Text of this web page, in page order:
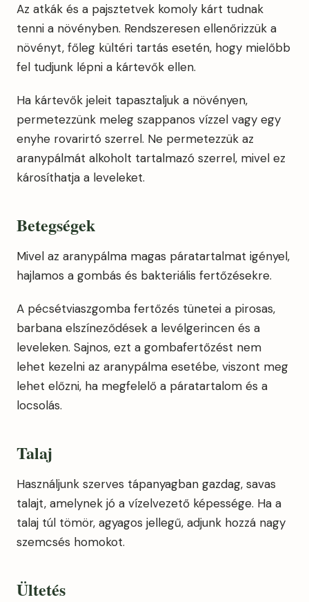
Az atkák és a pajsztetvek komoly kárt tudnak
tenni a növényben. Rendszeresen ellenőrizzük a
növényt, főleg kültéri tartás esetén, hogy mielőbb
fel tudjunk lépni a kártevők ellen.
Ha kártevők jeleit tapasztaljuk a növényen,
permetezzünk meleg szappanos vízzel vagy egy
enyhe rovarirtó szerrel. Ne permetezzük az
aranypálmát alkoholt tartalmazó szerrel, mivel ez
károsíthatja a leveleket.
Betegségek
Mivel az aranypálma magas páratartalmat igényel,
hajlamos a gombás és bakteriális fertőzésekre.
A pécsétviaszgomba fertőzés tünetei a pirosas,
barbana elszíneződések a levélgerincen és a
leveleken. Sajnos, ezt a gombafertőzést nem
lehet kezelni az aranypálma esetébe, viszont meg
lehet előzni, ha megfelelő a páratartalom és a
locsolás.
Talaj
Használjunk szerves tápanyagban gazdag, savas
talajt, amelynek jó a vízelvezető képessége. Ha a
talaj túl tömör, agyagos jellegű, adjunk hozzá nagy
szemcsés homokot.
Ültetés